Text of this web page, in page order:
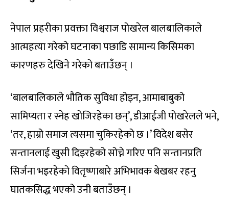
नेपाल प्रहरीका प्रवक्ता विश्वराज पोखरेल बालबालिकाले
आत्महत्या गरेको घटनाका पछाडि सामान्य किसिमका
कारणहरु देखिने गरेको बताउँछन् ।
‘बालबालिकाले भौतिक सुविधा होइन, आमाबाबुको
सामिप्यता र स्नेह खोजिरहेका छन्’, डीआईजी पोखरेलले भने,
‘तर, हाम्रो समाज त्यसमा चुकिरहेको छ ।’ विदेश बसेर
सन्तानलाई खुसी दिइरहेको सोच्ने गरिए पनि सन्तानप्रति
सिर्जना भइरहेको वितृष्णाबारे अभिभावक बेखबर रहनु
घातकसिद्ध भएको उनी बताउँछन् ।